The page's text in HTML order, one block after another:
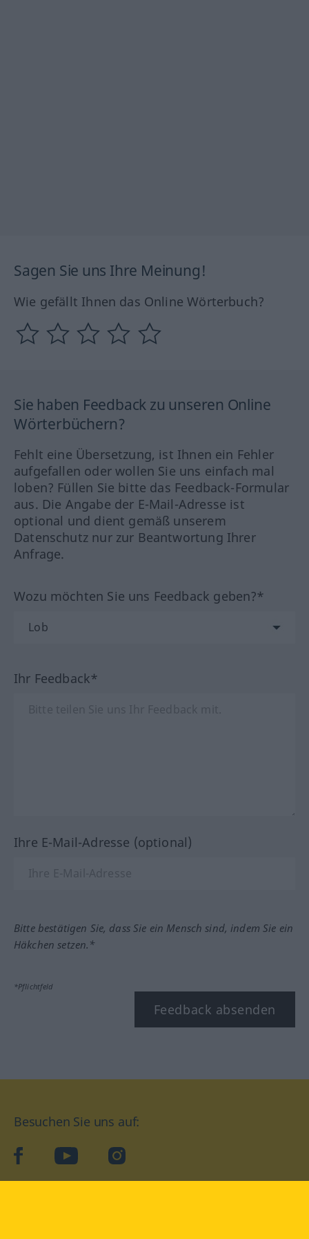
Sagen Sie uns Ihre Meinung!
Wie gefällt Ihnen das Online Wörterbuch?
Sie haben Feedback zu unseren Online
Wörterbüchern?
Fehlt eine Übersetzung, ist Ihnen ein Fehler
aufgefallen oder wollen Sie uns einfach mal
loben? Füllen Sie bitte das Feedback-Formular
aus. Die Angabe der E-Mail-Adresse ist
optional und dient gemäß unserem
Datenschutz nur zur Beantwortung Ihrer
Anfrage.
Wozu möchten Sie uns Feedback geben?*
Ihr Feedback*
Ihre E-Mail-Adresse (optional)
Bitte bestätigen Sie, dass Sie ein Mensch sind, indem Sie ein
Häkchen setzen.*
*Pflichtfeld
Feedback absenden
Besuchen Sie uns auf:
facebookYouTube Instagram